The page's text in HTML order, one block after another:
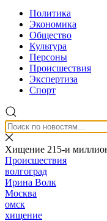
Политика
Экономика
Общество
Культура
Персоны
Происшествия
Экспертиза
Спорт
Хищение 215-и
Происшествия
волгоград
Ирина Волк
Москва
омск
хищение